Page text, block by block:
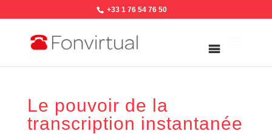
+33 1 76 54 76 50
Le pouvoir de la
transcription instantanée